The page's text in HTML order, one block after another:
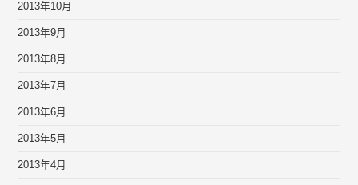
2013年10月
2013年9月
2013年8月
2013年7月
2013年6月
2013年5月
2013年4月